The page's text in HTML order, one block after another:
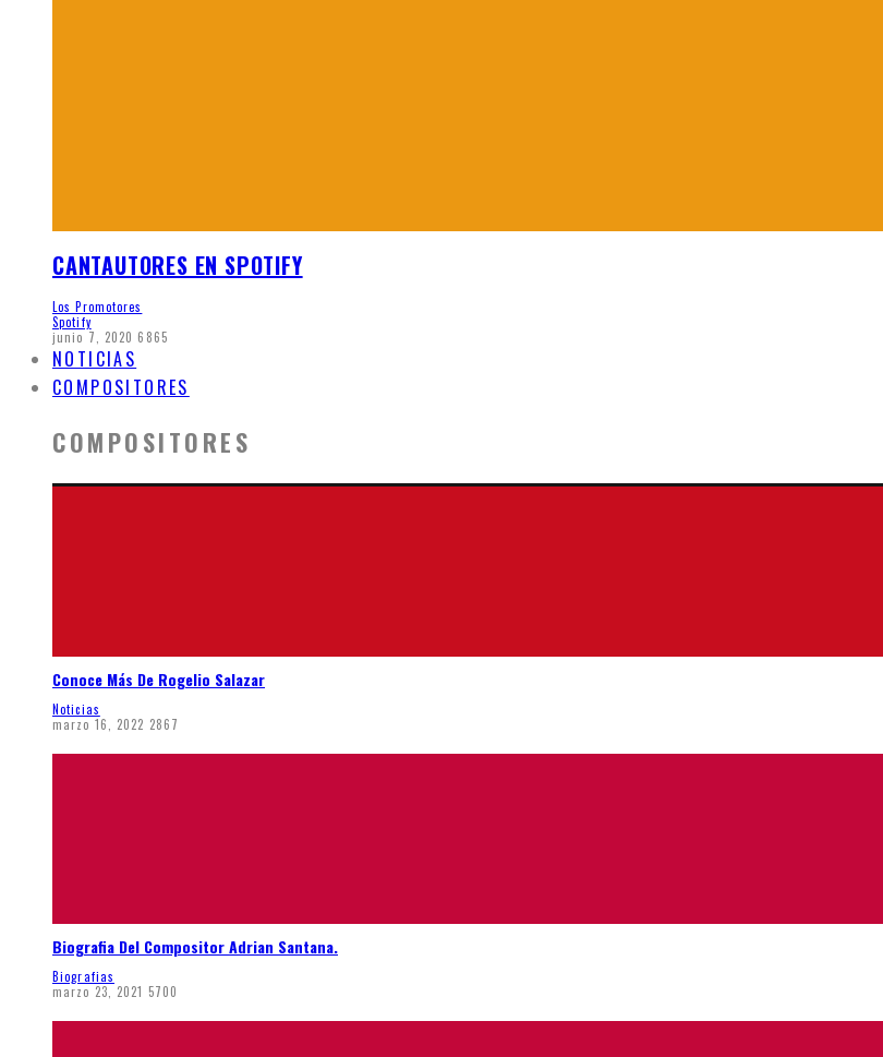
CANTAUTORES EN SPOTIFY
Los Promotores
Spotify
junio 7, 2020 6865
NOTICIAS
COMPOSITORES
COMPOSITORES
Conoce Más De Rogelio Salazar
Noticias
marzo 16, 2022 2867
Biografia Del Compositor Adrian Santana.
Biografias
marzo 23, 2021 5700